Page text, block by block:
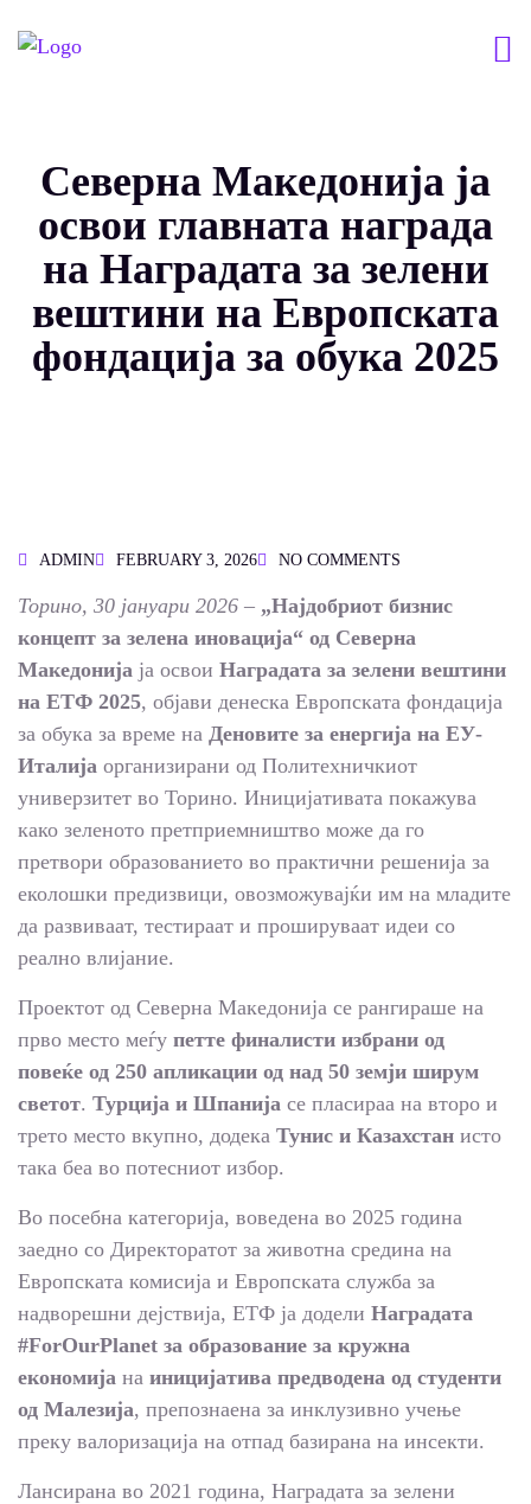
Северна Македонија ја
освои главната награда
на Наградата за зелени
вештини на Европската
фондација за обука 2025
ADMIN FEBRUARY 3, 2026 NO COMMENTS
Торино, 30 јануари 2026 – „Најдобриот бизнис
концепт за зелена иновација“ од Северна
Македонија ја освои Наградата за зелени вештини
на ЕТФ 2025, објави денеска Европската фондација
за обука за време на Деновите за енергија на ЕУ-
Италија организирани од Политехничкиот
универзитет во Торино. Иницијативата покажува
како зеленото претприемништво може да го
претвори образованието во практични решенија за
еколошки предизвици, овозможувајќи им на младите
да развиваат, тестираат и прошируваат идеи со
реално влијание.
Проектот од Северна Македонија се рангираше на
прво место меѓу петте финалисти избрани од
повеќе од 250 апликации од над 50 земји ширум
светот. Турција и Шпанија се пласираа на второ и
трето место вкупно, додека Тунис и Казахстан исто
така беа во потесниот избор.
Во посебна категорија, воведена во 2025 година
заедно со Директоратот за животна средина на
Европската комисија и Европската служба за
надворешни дејствија, ЕТФ ја додели Наградата
#ForOurPlanet за образование за кружна
економија на иницијатива предводена од студенти
од Малезија, препознаена за инклузивно учење
преку валоризација на отпад базирана на инсекти.
Лансирана во 2021 година, Наградата за зелени